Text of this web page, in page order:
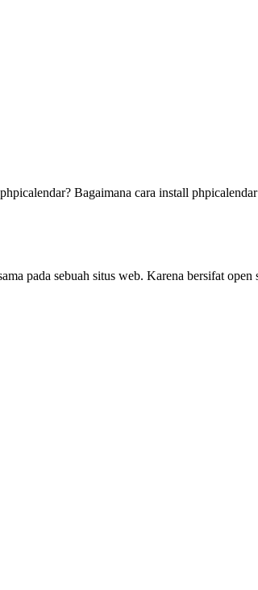
Bagaimana cara install
pada sebuah situs web. Karena bersifat open